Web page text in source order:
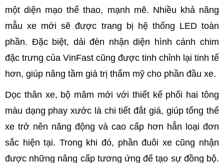
một diện mạo thể thao, mạnh mẽ. Nhiều khả năng
mẫu xe mới sẽ được trang bị hệ thống LED toàn
phần. Đặc biệt, dải đèn nhận diện hình cánh chim
đặc trưng của VinFast cũng được tinh chỉnh lại tinh tế
hơn, giúp nâng tầm giá trị thẩm mỹ cho phần đầu xe.
Dọc thân xe, bộ mâm mới với thiết kế phối hai tông
màu dạng phay xước là chi tiết đắt giá, giúp tổng thể
xe trở nên năng động và cao cấp hơn hẳn loại đơn
sắc hiện tại. Trong khi đó, phần đuôi xe cũng nhận
được những nâng cấp tương ứng để tạo sự đồng bộ.